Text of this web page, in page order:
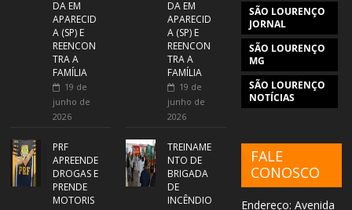
DA EM
APARECID
A (SP) E
REENCON
TRA A
FAMÍLIA
19 de
junho de
2026
PRF
APREENDE
DROGAS E
PRENDE
MOTORIS
DA EM
APARECID
A (SP) E
REENCON
TRA A
FAMÍLIA
19 de
junho de
2026
TREINAME
NTO DE
BRIGADA
DE
INCÊNDIO
SÃO LOURENÇO
JORNAL
SÃO LOURENÇO
MG
SÃO LOURENÇO
NOTÍCIAS
FALE
CONOSCO
Endereço: Avenida